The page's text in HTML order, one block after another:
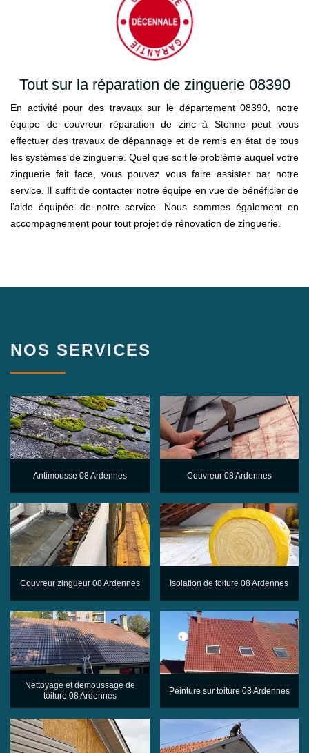
Tout sur la réparation de zinguerie 08390
En activité pour des travaux sur le département 08390, notre
équipe de couvreur réparation de zinc à Stonne peut vous
effectuer des travaux de dépannage et de remis en état de tous
les systèmes de zinguerie. Quel que soit le problème auquel votre
zinguerie fait face, vous pouvez vous faire assister par notre
service. Il suffit de contacter notre équipe en vue de bénéficier de
l’aide équipée de notre service. Nous sommes également en
accompagnement pour tout projet de rénovation de zinguerie.
NOS SERVICES
Antimousse 08 Ardennes Couvreur 08 Ardennes
Couvreur zingueur 08 Ardennes Isolation de toiture 08 Ardennes
Nettoyage et demoussage de
toiture 08 Ardennes
Peinture sur toiture 08 Ardennes